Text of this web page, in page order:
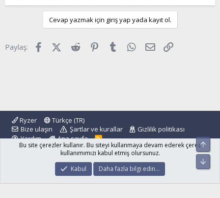
Cevap yazmak için giriş yap yada kayıt ol.
Paylaş: FacebookX (Twitter)
Reddit Pinterest
Tumblr WhatsApp
E-posta
Ryzer
Türkçe (TR)
Bize ulaşın
Şartlar ve kurallar
Gizlilik politikası
Yardım
Ana sayfa
R
S
S
Community platform by XenForo ® © 2010-2024 XenForo Ltd.
© 2001 - 2024
Bu site çerezler kullanır. Bu siteyi kullanmaya devam ederek çerez
kullanımımızı kabul etmiş olursunuz.
Kabul
Daha fazla bilgi edin…
Üst
Alt